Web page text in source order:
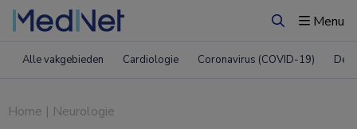
ZoekenMenu
Alle vakgebieden Cardiologie Coronavirus (COVID-19)
Home | Neurologie